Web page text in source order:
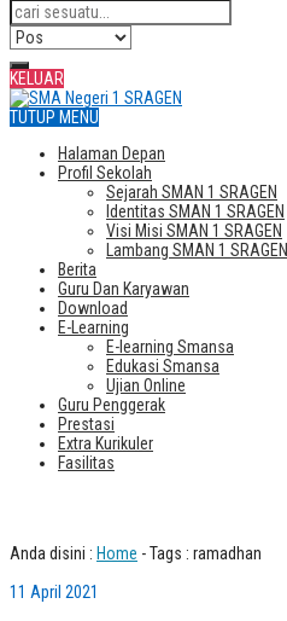
KELUAR
TUTUP MENU
Halaman Depan
Profil Sekolah
Sejarah SMAN 1 SRAGEN
Identitas SMAN 1 SRAGEN
Visi Misi SMAN 1 SRAGEN
Lambang SMAN 1 SRAGEN
Berita
Guru Dan Karyawan
Download
E-Learning
E-learning Smansa
Edukasi Smansa
Ujian Online
Guru Penggerak
Prestasi
Extra Kurikuler
Fasilitas
Anda disini : Home -Tags : ramadhan
11 April 2021